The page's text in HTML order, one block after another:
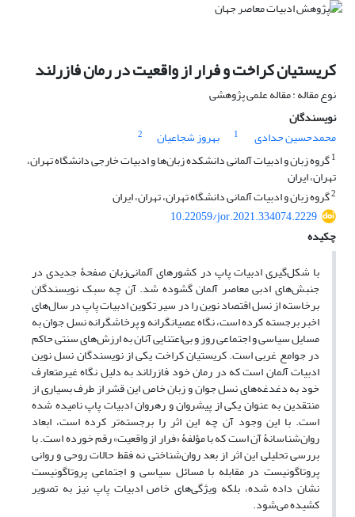
کریستیان کراخت و فرار از واقعیت در رمان فازرلند
نوع مقاله : مقاله علمی پژوهشی
نویسندگان
محمدحسین حدادی
1 بهروز شجاعیان
2
1گروه زبان و ادبیات آلمانی دانشکده زبان‌ها و ادبیات خارجی دانشگاه تهران،
تهران، ایران
2گروه زبان و ادبیات آلمانی دانشگاه تهران، تهران، ایران
10.22059/jor.2021.334074.2229
چکیده
با شکل‌گیری ادبیات پاپ در کشورهای آلمانی‌زبان صفحۀ جدیدی در
جنبش‌های ادبی معاصر آلمان گشوده شد. آن چه سبک نویسندگان
برخاسته از نسل اقتصاد نوین را در سیر تکوین ادبیات پاپ در سال‌های
اخبر برجسته کرده است، نگاه عصیانگرانه و پرخاشگرانه نسل جوان به
مسایل سیاسی و اجتماعی روز و بی‌اعتنایی آنان به ارزش‌های سنتی حاکم
در جوامع غربی است. کریستیان کراخت یکی از نویسندگان نسل نوین
ادبیات آلمان است که در رمان خود فازرلاند به دلیل نگاه غیرمتعارف
خود به دغدغه‌های نسل جوان و زبان خاص این قشر از طرف بسیاری از
منتقدین به عنوان یکی از پیشروان و رهروان ادبیات پاپ نامیده شده
است. با این وجود آن چه این اثر را برجسته‌تر کرده است، ابعاد
روان‌شناسانۀ آن است که با مؤلفۀ «فرار از واقعیت» رقم خورده است. با
بررسی تحلیلی این اثر از بعد روان‌شناختی نه فقط حالات روحی و روانی
پروتاگونیست در مقابله با مسائل سیاسی و اجتماعی پروتاگونیست
نشان داده شده، بلکه ویژگی‌های خاص ادبیات پاپ نیز به تصویر
کشیده می‌شود.